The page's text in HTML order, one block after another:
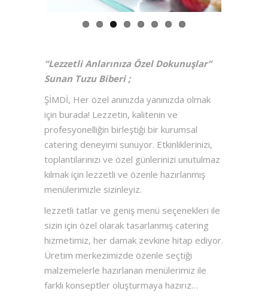
“Lezzetli Anlarınıza Özel Dokunuşlar”
Sunan Tuzu Biberi ;
ŞİMDİ, Her özel anınızda yanınızda olmak
için burada! Lezzetin, kalitenin ve
profesyonelliğin birleştiği bir kurumsal
catering deneyimi sunuyor. Etkinliklerinizi,
toplantılarınızı ve özel günlerinizi unutulmaz
kılmak için lezzetli ve özenle hazırlanmış
menülerimizle sizinleyiz.
lezzetli tatlar ve geniş menü seçenekleri ile
sizin için özel olarak tasarlanmış catering
hizmetimiz, her damak zevkine hitap ediyor.
Üretim merkezimizde özenle seçtiği
malzemelerle hazırlanan menülerimiz ile
farklı konseptler oluşturmaya hazırız…